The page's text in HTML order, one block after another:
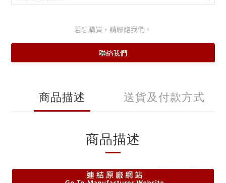
若想購買，請聯絡我們。
聯絡我們
商品描述 送貨及付款方式
商品描述